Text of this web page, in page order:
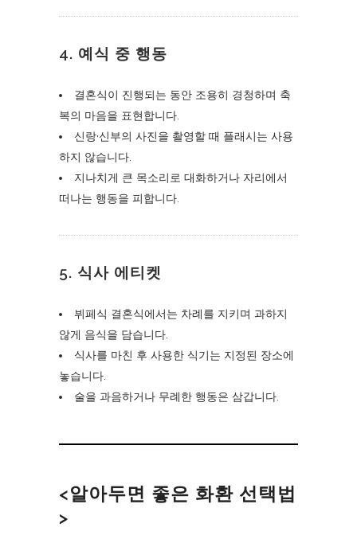
4. 예식 중 행동
결혼식이 진행되는 동안 조용히 경청하며 축
복의 마음을 표현합니다.
신랑·신부의 사진을 촬영할 때 플래시는 사용
하지 않습니다.
지나치게 큰 목소리로 대화하거나 자리에서
떠나는 행동을 피합니다.
5. 식사 에티켓
뷔페식 결혼식에서는 차례를 지키며 과하지
않게 음식을 담습니다.
식사를 마친 후 사용한 식기는 지정된 장소에
놓습니다.
술을 과음하거나 무례한 행동은 삼갑니다.
<알아두면 좋은 화환 선택법
>